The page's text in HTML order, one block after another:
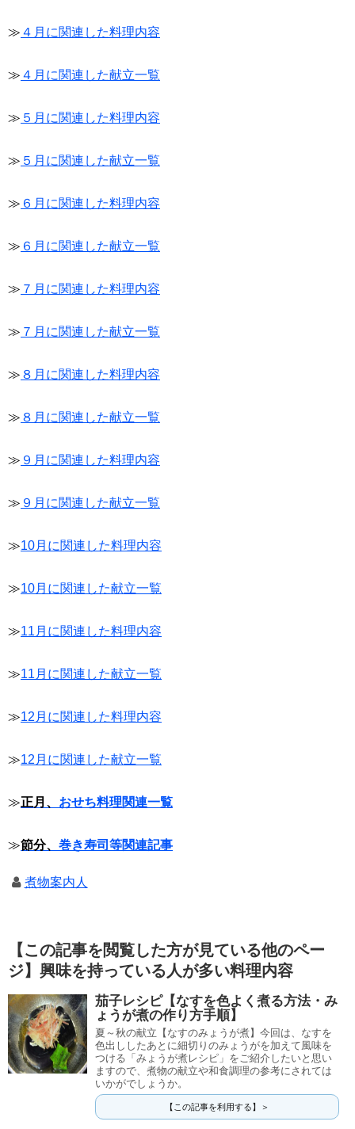
≫ ４月に関連した料理内容
≫ ４月に関連した献立一覧
≫ ５月に関連した料理内容
≫ ５月に関連した献立一覧
≫ ６月に関連した料理内容
≫ ６月に関連した献立一覧
≫ ７月に関連した料理内容
≫ ７月に関連した献立一覧
≫ ８月に関連した料理内容
≫ ８月に関連した献立一覧
≫ ９月に関連した料理内容
≫ ９月に関連した献立一覧
≫10月に関連した料理内容
≫10月に関連した献立一覧
≫11月に関連した料理内容
≫11月に関連した献立一覧
≫12月に関連した料理内容
≫12月に関連した献立一覧
≫正月、 おせち料理関連一覧
≫節分、 巻き寿司等関連記事
煮物案内人
【この記事を閲覧した方が見ている他のペー
ジ】興味を持っている人が多い料理内容
茄子レシピ【なすを色よく煮る方法・み
ょうが煮の作り方手順】
夏～秋の献立【なすのみょうが煮】今回は、なすを
色出ししたあとに細切りのみょうがを加えて風味を
つける「みょうが煮レシピ」をご紹介したいと思い
ますので、煮物の献立や和食調理の参考にされては
いかがでしょうか。
【この記事を利用する】＞